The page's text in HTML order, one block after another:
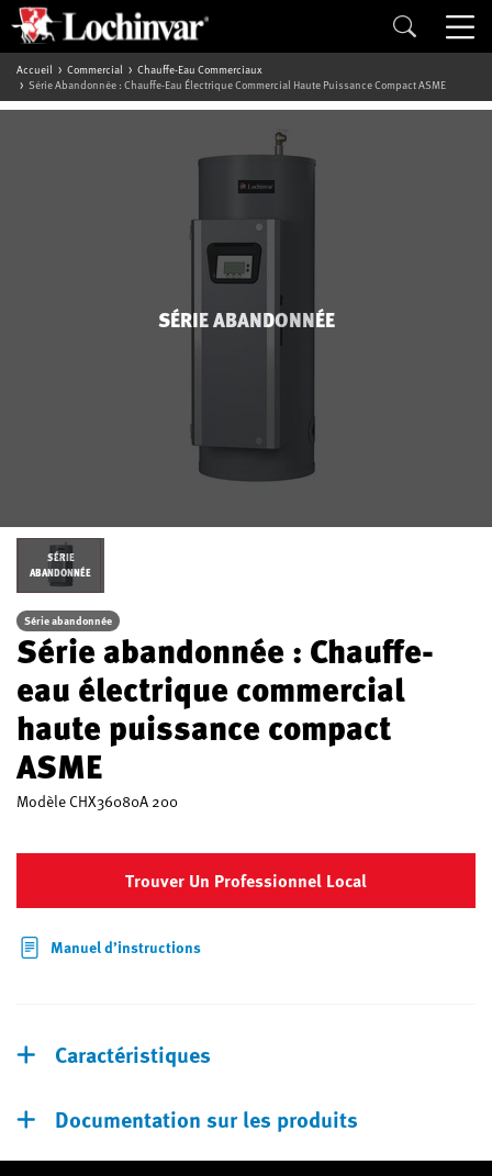
Accueil Commercial
Chauffe-Eau Commerciaux
Série Abandonnée : Chauffe-Eau Électrique Commercial Haute Puissance Compact ASME
SÉRIE ABANDONNÉE
SÉRIE
ABANDONNÉE
Série abandonnée
Série abandonnée : Chauffe-
eau électrique commercial
haute puissance compact
ASME
Modèle CHX36080A 200
Trouver Un Professionnel Local
Manuel d’instructions
Caractéristiques
Documentation sur les produits